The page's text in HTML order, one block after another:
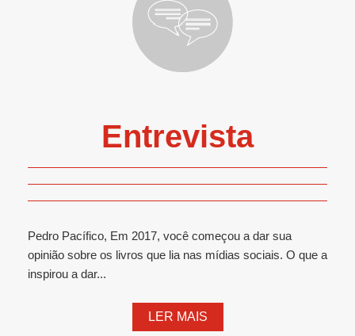
Entrevista
Pedro Pacífico, Em 2017, você começou a dar sua
opinião sobre os livros que lia nas mídias sociais. O que a
inspirou a dar...
LER MAIS